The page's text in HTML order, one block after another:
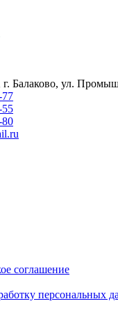
г. Балаково, ул.
77
55
80
соглашение
персональных